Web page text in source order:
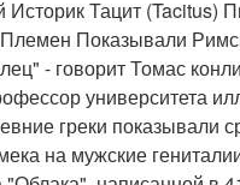
Историк Тацит (Tacitus)
Показывали
- говорит Томас
университета
греки показывали
на мужские